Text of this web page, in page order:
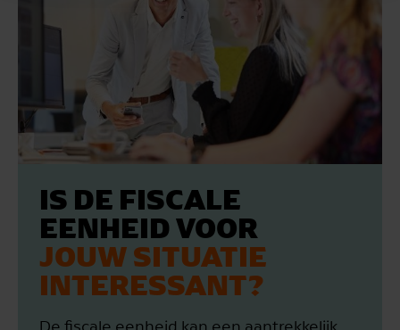
IS DE FISCALE
EENHEID VOOR
JOUW SITUATIE
INTERESSANT?
De fiscale eenheid kan een aantrekkelijk